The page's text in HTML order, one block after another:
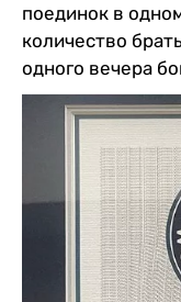
поединок в
количество
одного вечера